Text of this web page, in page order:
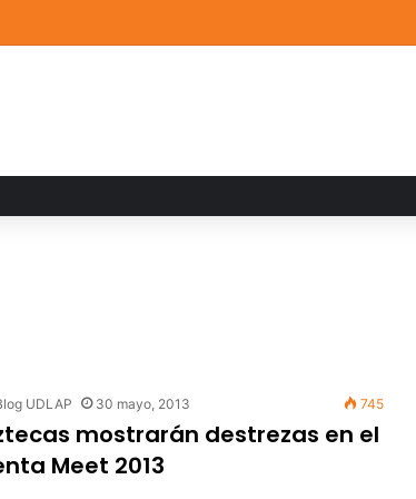
destacan en el MUTVI 2026
UDLAP 30 mayo, 2013 745
mostrarán destrezas en el
Meet 2013